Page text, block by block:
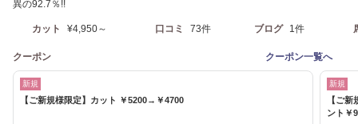
異の92.7％!!
カット ¥4,950～ 口コミ 73件 ブログ 1件
クーポン クーポン一覧へ
新規
【ご新規様限定】カット ￥5200→￥4700
新規
【ご
ント￥